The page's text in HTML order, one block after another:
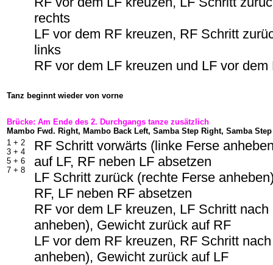
rechts
LF vor dem RF kreuzen, RF Schritt
links
RF vor dem LF kreuzen und LF vor dem
Tanz beginnt wieder von vorne
Brücke: Am Ende des 2. Durchgangs tanze zusätzlich
Mambo Fwd. Right, Mambo Back Left, Samba Step Right, Samba
1 + 2
3 + 4
5 + 6
7 + 8
RF Schritt vorwärts (linke Ferse
auf LF, RF neben LF absetzen
LF Schritt zurück (rechte Ferse
RF, LF neben RF absetzen
RF vor dem LF kreuzen, LF Schritt
anheben), Gewicht zurück auf RF
LF vor dem RF kreuzen, RF Schritt
anheben), Gewicht zurück auf LF